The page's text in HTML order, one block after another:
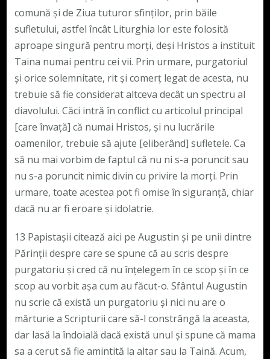
comună și de Ziua tuturor sfinților, prin băile
sufletului, astfel încât Liturghia lor este folosită
aproape singură pentru morți, deși Hristos a instituit
Taina numai pentru cei vii. Prin urmare, purgatoriul
și orice solemnitate, rit și comerț legat de acesta, nu
trebuie să fie considerat altceva decât un spectru al
diavolului. Căci intră în conflict cu articolul principal
[care învață] că numai Hristos, și nu lucrările
oamenilor, trebuie să ajute [eliberând] sufletele. Ca
să nu mai vorbim de faptul că nu ni s-a poruncit sau
nu s-a poruncit nimic divin cu privire la morți. Prin
urmare, toate acestea pot fi omise în siguranță, chiar
dacă nu ar fi eroare și idolatrie.
13 Papistașii citează aici pe Augustin și pe unii dintre
Părinții despre care se spune că au scris despre
purgatoriu și cred că nu înțelegem în ce scop și în ce
scop au vorbit așa cum au făcut-o. Sfântul Augustin
nu scrie că există un purgatoriu și nici nu are o
mărturie a Scripturii care să-l constrângă la aceasta,
dar lasă la îndoială dacă există unul și spune că mama
sa a cerut să fie amintită la altar sau la Taină. Acum,